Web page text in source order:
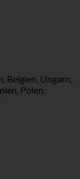
Belgien, Ungarn,
Polen,